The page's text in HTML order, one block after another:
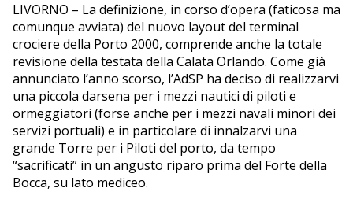
LIVORNO – La definizione, in corso d’opera (faticosa ma
comunque avviata) del nuovo layout del terminal
crociere della Porto 2000, comprende anche la totale
revisione della testata della Calata Orlando. Come già
annunciato l’anno scorso, l’AdSP ha deciso di realizzarvi
una piccola darsena per i mezzi nautici di piloti e
ormeggiatori (forse anche per i mezzi navali minori dei
servizi portuali) e in particolare di innalzarvi una
grande Torre per i Piloti del porto, da tempo
“sacrificati” in un angusto riparo prima del Forte della
Bocca, su lato mediceo.